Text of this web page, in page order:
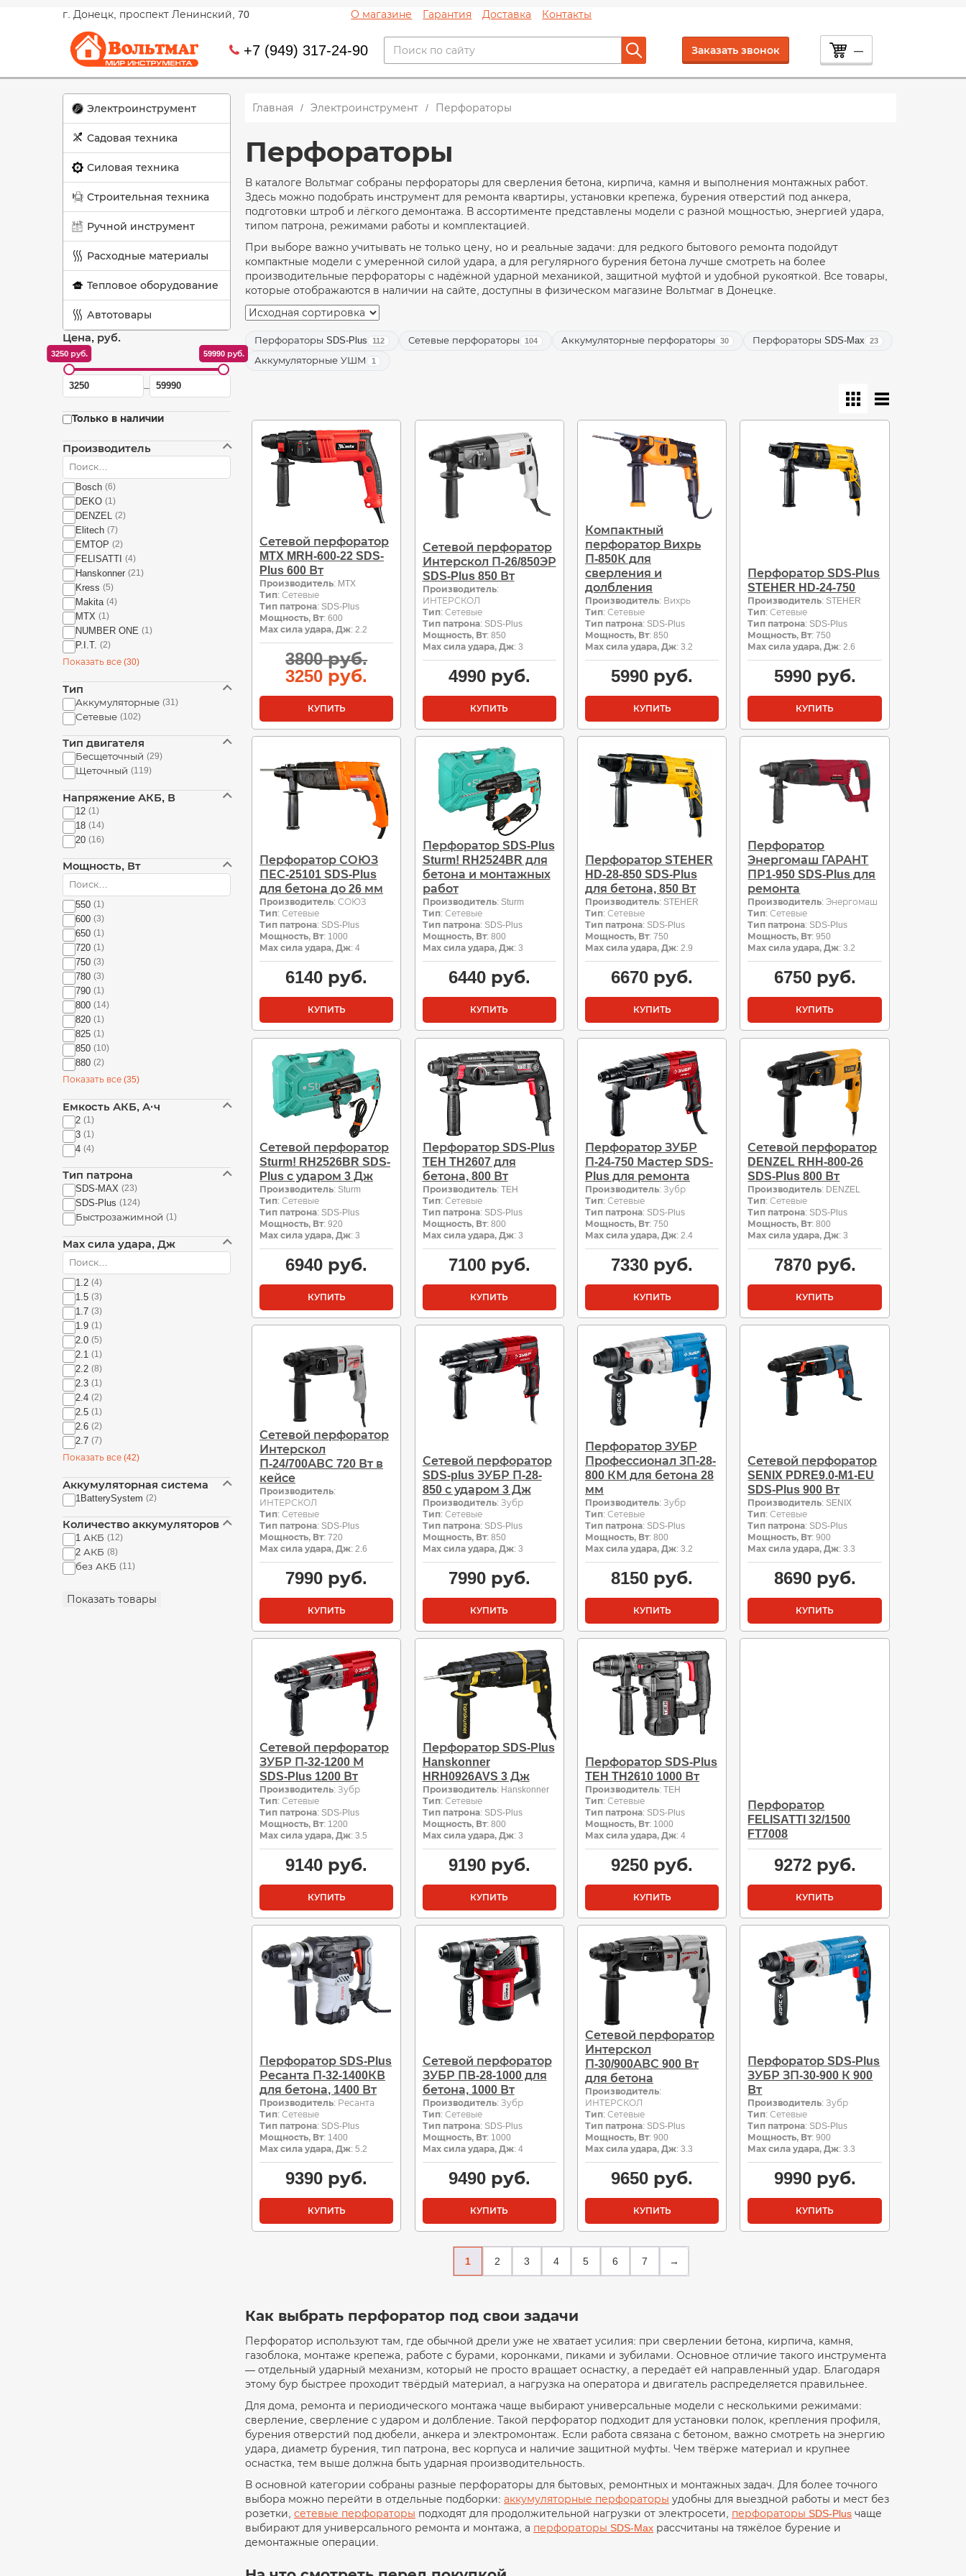
г. Донецк, проспект Ленинский, 70 О магазине Гарантия Доставка Контакты
+7 (949) 317-24-90 Заказать звонок —
Электроинструмент
Садовая техника
Силовая техника
Строительная техника
Ручной инструмент
Расходные материалы
Тепловое оборудование
Автотовары
Цена, руб.
3250 руб. 59990 руб.
Цена
от
–
Цена
до
Только в наличии
Производитель
Bosch (6)
DEKO (1)
DENZEL (2)
Elitech (7)
EMTOP (2)
FELISATTI (4)
Hanskonner (21)
Kress (5)
Makita (4)
MTX (1)
NUMBER ONE (1)
P.I.T. (2)
Показать все (30)
Тип
Аккумуляторные (31)
Сетевые (102)
Тип двигателя
Бесщеточный (29)
Щеточный (119)
Напряжение АКБ, В
12 (1)
18 (14)
20 (16)
Мощность, Вт
550 (1)
600 (3)
650 (1)
720 (1)
750 (3)
780 (3)
790 (1)
800 (14)
820 (1)
825 (1)
850 (10)
880 (2)
Показать все (35)
Емкость АКБ, А·ч
2 (1)
3 (1)
4 (4)
Тип патрона
SDS-MAX (23)
SDS-Plus (124)
Быстрозажимной (1)
Мах сила удара, Дж
1.2 (4)
1.5 (3)
1.7 (3)
1.9 (1)
2.0 (5)
2.1 (1)
2.2 (8)
2.3 (1)
2.4 (2)
2.5 (1)
2.6 (2)
2.7 (7)
Показать все (42)
Аккумуляторная система
1BatterySystem (2)
Количество аккумуляторов
1 АКБ (12)
2 АКБ (8)
без АКБ (11)
Показать товары
Главная Электроинструмент Перфораторы
Перфораторы
В каталоге Вольтмаг собраны перфораторы для сверления бетона, кирпича, камня и выполнения монтажных работ.
Здесь можно подобрать инструмент для ремонта квартиры, установки крепежа, бурения отверстий под анкера,
подготовки штроб и лёгкого демонтажа. В ассортименте представлены модели с разной мощностью, энергией удара,
типом патрона, режимами работы и комплектацией.
При выборе важно учитывать не только цену, но и реальные задачи: для редкого бытового ремонта подойдут
компактные модели с умеренной силой удара, а для регулярного бурения бетона лучше смотреть на более
производительные перфораторы с надёжной ударной механикой, защитной муфтой и удобной рукояткой. Все товары,
которые отображаются в наличии на сайте, доступны в физическом магазине Вольтмаг в Донецке.
Перфораторы SDS-Plus 112 Сетевые перфораторы 104 Аккумуляторные перфораторы 30 Перфораторы SDS-Max 23
Аккумуляторные УШМ 1
Сетевой перфоратор
MTX MRH-600-22 SDS-
Plus 600 Вт
Производитель: MTX
Тип: Сетевые
Тип патрона: SDS-Plus
Мощность, Вт: 600
Мах сила удара, Дж: 2.2
3800руб.Первоначальная
составляла
руб..
3250 руб.
цена:
руб..
КУПИТЬ
Сетевой перфоратор
Интерскол П-26/850ЭР
SDS-Plus 850 Вт
Производитель:
ИНТЕРСКОЛ
Тип: Сетевые
Тип патрона: SDS-Plus
Мощность, Вт: 850
Мах сила удара, Дж: 3
4990руб.
КУПИТЬ
Компактный
перфоратор Вихрь
П-850К для
сверления и
долбления
Производитель: Вихрь
Тип: Сетевые
Тип патрона: SDS-Plus
Мощность, Вт: 850
Мах сила удара, Дж: 3.2
5990 руб.
КУПИТЬ
Перфоратор SDS-Plus
STEHER HD-24-750
Производитель: STEHER
Тип: Сетевые
Тип патрона: SDS-Plus
Мощность, Вт: 750
Мах сила удара, Дж: 2.6
5990руб.
КУПИТЬ
Перфоратор СОЮЗ
ПЕС-25101 SDS-Plus
для бетона до 26 мм
Производитель: СОЮЗ
Тип: Сетевые
Тип патрона: SDS-Plus
Мощность, Вт: 1000
Мах сила удара, Дж: 4
6140 руб.
КУПИТЬ
Перфоратор SDS-Plus
Sturm! RH2524BR для
бетона и монтажных
работ
Производитель: Sturm
Тип: Сетевые
Тип патрона: SDS-Plus
Мощность, Вт: 800
Мах сила удара, Дж: 3
6440руб.
КУПИТЬ
Перфоратор STEHER
HD-28-850 SDS-Plus
для бетона, 850 Вт
Производитель: STEHER
Тип: Сетевые
Тип патрона: SDS-Plus
Мощность, Вт: 750
Мах сила удара, Дж: 2.9
6670 руб.
КУПИТЬ
Перфоратор
Энергомаш ГАРАНТ
ПР1-950 SDS-Plus для
ремонта
Производитель: Энергомаш
Тип: Сетевые
Тип патрона: SDS-Plus
Мощность, Вт: 950
Мах сила удара, Дж: 3.2
6750руб.
КУПИТЬ
Сетевой перфоратор
Sturm! RH2526BR SDS-
Plus с ударом 3 Дж
Производитель: Sturm
Тип: Сетевые
Тип патрона: SDS-Plus
Мощность, Вт: 920
Мах сила удара, Дж: 3
6940 руб.
КУПИТЬ
Перфоратор SDS-Plus
TEH TH2607 для
бетона, 800 Вт
Производитель: TEH
Тип: Сетевые
Тип патрона: SDS-Plus
Мощность, Вт: 800
Мах сила удара, Дж: 3
7100руб.
КУПИТЬ
Перфоратор ЗУБР
П-24-750 Мастер SDS-
Plus для ремонта
Производитель: Зубр
Тип: Сетевые
Тип патрона: SDS-Plus
Мощность, Вт: 750
Мах сила удара, Дж: 2.4
7330 руб.
КУПИТЬ
Сетевой перфоратор
DENZEL RHH-800-26
SDS-Plus 800 Вт
Производитель: DENZEL
Тип: Сетевые
Тип патрона: SDS-Plus
Мощность, Вт: 800
Мах сила удара, Дж: 3
7870руб.
КУПИТЬ
Сетевой перфоратор
Интерскол
П-24/700АВС 720 Вт в
кейсе
Производитель:
ИНТЕРСКОЛ
Тип: Сетевые
Тип патрона: SDS-Plus
Мощность, Вт: 720
Мах сила удара, Дж: 2.6
7990 руб.
КУПИТЬ
Сетевой перфоратор
SDS-plus ЗУБР П-28-
850 с ударом 3 Дж
Производитель: Зубр
Тип: Сетевые
Тип патрона: SDS-Plus
Мощность, Вт: 850
Мах сила удара, Дж: 3
7990руб.
КУПИТЬ
Перфоратор ЗУБР
Профессионал ЗП-28-
800 КМ для бетона 28
мм
Производитель: Зубр
Тип: Сетевые
Тип патрона: SDS-Plus
Мощность, Вт: 800
Мах сила удара, Дж: 3.2
8150 руб.
КУПИТЬ
Сетевой перфоратор
SENIX PDRE9.0-M1-EU
SDS-Plus 900 Вт
Производитель: SENIX
Тип: Сетевые
Тип патрона: SDS-Plus
Мощность, Вт: 900
Мах сила удара, Дж: 3.3
8690руб.
КУПИТЬ
Сетевой перфоратор
ЗУБР П-32-1200 М
SDS-Plus 1200 Вт
Производитель: Зубр
Тип: Сетевые
Тип патрона: SDS-Plus
Мощность, Вт: 1200
Мах сила удара, Дж: 3.5
9140 руб.
КУПИТЬ
Перфоратор SDS-Plus
Hanskonner
HRH0926AVS 3 Дж
Производитель: Hanskonner
Тип: Сетевые
Тип патрона: SDS-Plus
Мощность, Вт: 800
Мах сила удара, Дж: 3
9190руб.
КУПИТЬ
Перфоратор SDS-Plus
TEH TH2610 1000 Вт
Производитель: TEH
Тип: Сетевые
Тип патрона: SDS-Plus
Мощность, Вт: 1000
Мах сила удара, Дж: 4
9250 руб.
КУПИТЬ
Перфоратор
FELISATTI 32/1500
FT7008
9272руб.
КУПИТЬ
Перфоратор SDS-Plus
Ресанта П-32-1400КВ
для бетона, 1400 Вт
Производитель: Ресанта
Тип: Сетевые
Тип патрона: SDS-Plus
Мощность, Вт: 1400
Мах сила удара, Дж: 5.2
9390 руб.
КУПИТЬ
Сетевой перфоратор
ЗУБР ПВ-28-1000 для
бетона, 1000 Вт
Производитель: Зубр
Тип: Сетевые
Тип патрона: SDS-Plus
Мощность, Вт: 1000
Мах сила удара, Дж: 4
9490руб.
КУПИТЬ
Сетевой перфоратор
Интерскол
П-30/900АВС 900 Вт
для бетона
Производитель:
ИНТЕРСКОЛ
Тип: Сетевые
Тип патрона: SDS-Plus
Мощность, Вт: 900
Мах сила удара, Дж: 3.3
9650 руб.
КУПИТЬ
Перфоратор SDS-Plus
ЗУБР ЗП-30-900 К 900
Вт
Производитель: Зубр
Тип: Сетевые
Тип патрона: SDS-Plus
Мощность, Вт: 900
Мах сила удара, Дж: 3.3
9990руб.
КУПИТЬ
1 2 3 4 5 6 7 →
Как выбрать перфоратор под свои задачи
Перфоратор используют там, где обычной дрели уже не хватает усилия: при сверлении бетона, кирпича, камня,
газоблока, монтаже крепежа, работе с бурами, коронками, пиками и зубилами. Основное отличие такого инструмента
— отдельный ударный механизм, который не просто вращает оснастку, а передаёт ей направленный удар. Благодаря
этому бур быстрее проходит твёрдый материал, а нагрузка на оператора и двигатель распределяется правильнее.
Для дома, ремонта и периодического монтажа чаще выбирают универсальные модели с несколькими режимами:
сверление, сверление с ударом и долбление. Такой перфоратор подходит для установки полок, крепления профиля,
бурения отверстий под дюбели, анкера и электромонтаж. Если работа связана с бетоном, важно смотреть на энергию
удара, диаметр бурения, тип патрона, вес корпуса и наличие защитной муфты. Чем твёрже материал и крупнее
оснастка, тем выше должна быть ударная производительность.
В основной категории собраны разные перфораторы для бытовых, ремонтных и монтажных задач. Для более точного
выбора можно перейти в отдельные подборки: аккумуляторные перфораторы удобны для выездной работы и мест без
розетки, сетевые перфораторы подходят для продолжительной нагрузки от электросети, перфораторы SDS-Plus чаще
выбирают для универсального ремонта и монтажа, а перфораторы SDS-Max рассчитаны на тяжёлое бурение и
демонтажные операции.